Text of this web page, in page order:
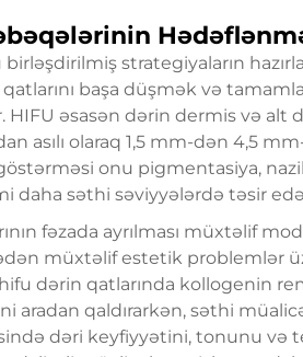
strategiyaların
başa düşmək və
HIFU əsasən dərin dermis və alt
asılı olaraq 1,5 mm-dən 4,5
onu pigmentasiya,
daha səthi səviyyələrdə təsir
fəzada ayrılması müxtəlif
müxtəlif estetik problemlər
dərin qatlarında kollogenin
aradan qaldırarkən, səthi
dəri keyfiyyətini, tonunu və